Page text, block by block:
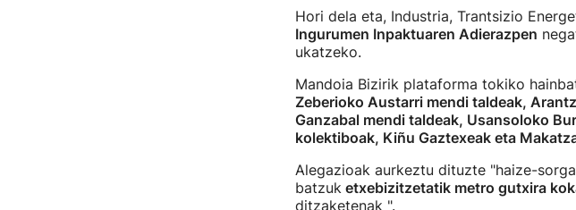
Hori dela eta, Industria, Trantsizio
Ingurumen Inpaktuaren Adierazpen
ukatzeko.
Mandoia Bizirik plataforma tokiko
Zeberioko Austarri mendi taldeak,
Ganzabal mendi taldeak, Usansoloko
kolektiboak, Kiñu Gaztexeak eta
Alegazioak aurkeztu dituzte "haize-
batzuketxebizitzetatik metro gutxira
ditzaketenak ".